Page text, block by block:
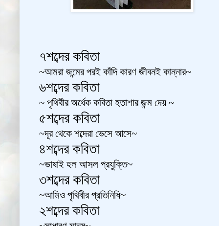
৭শব্দের কবিতা
~আমরা জন্মের পরই কাঁদি কারণ জীবনই কান্নার~
৬শব্দের কবিতা
~ পৃথিবীর অর্ধেক কবিতা হতাশার জন্ম দেয় ~
৫শব্দের কবিতা
~দূর থেকে শব্দেরা ভেসে আসে~
৪শব্দের কবিতা
~ভাষাই হল আসল প্রযুক্তি~
৩শব্দের কবিতা
~আমিও পৃথিবীর প্রতিনিধি~
২শব্দের কবিতা